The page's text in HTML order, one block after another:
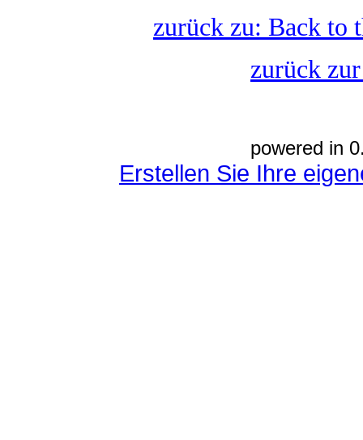
zurück zu: Back to
zurück
powered in
Erstellen Sie Ihre